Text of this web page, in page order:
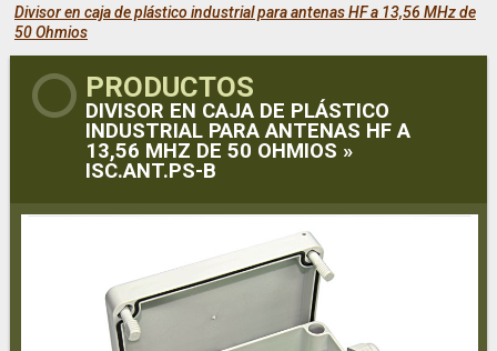
Divisor en caja de plástico industrial para antenas HF a 13,56 MHz de
50 Ohmios
PRODUCTOS
DIVISOR EN CAJA DE PLÁSTICO
INDUSTRIAL PARA ANTENAS HF A
13,56 MHZ DE 50 OHMIOS »
ISC.ANT.PS-B